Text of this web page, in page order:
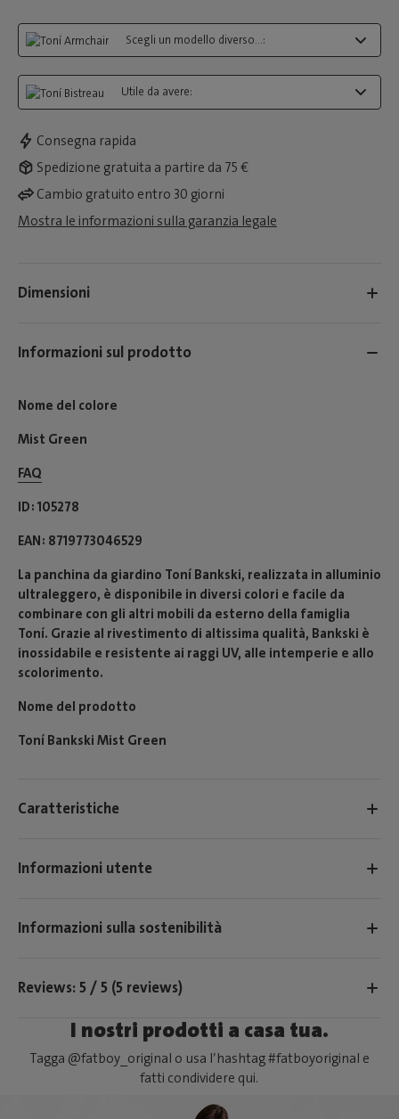
Scegli un modello diverso...:
Utile da avere:
Consegna rapida
Spedizione gratuita a partire da 75 €
Cambio gratuito entro 30 giorni
Mostra le informazioni sulla garanzia legale
Dimensioni
Informazioni sul prodotto
Nome del colore
Mist Green
FAQ
ID 105278
EAN 8719773046529
La panchina da giardino Toní Bankski, realizzata in alluminio
ultraleggero, è disponibile in diversi colori e facile da
combinare con gli altri mobili da esterno della famiglia
Toní. Grazie al rivestimento di altissima qualità, Bankski è
inossidabile e resistente ai raggi UV, alle intemperie e allo
scolorimento.
Nome del prodotto
Toní Bankski Mist Green
Caratteristiche
Informazioni utente
Informazioni sulla sostenibilità
Reviews: 5 / 5 (5 reviews)
I nostri prodotti a casa tua.
Tagga @fatboy_original o usa l’hashtag #fatboyoriginal e
fatti condividere qui.